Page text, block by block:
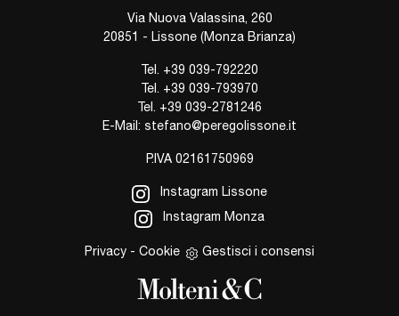
Via Nuova Valassina, 260
20851 - Lissone (Monza Brianza)
Tel. +39 039-792220
Tel. +39 039-793970
Tel. +39 039-2781246
E-Mail: stefano@peregolissone.it
P.IVA 02161750969
Instagram Lissone
Instagram Monza
Privacy - Cookie Gestisci i consensi